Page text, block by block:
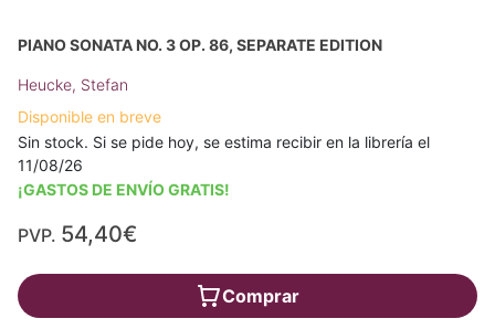
PIANO SONATA NO. 3 OP. 86, SEPARATE EDITION
Heucke, Stefan
Disponible en breve
Sin stock. Si se pide hoy, se estima recibir en la librería el
11/08/26
¡GASTOS DE ENVÍO GRATIS!
PVP. 54,40€
Comprar